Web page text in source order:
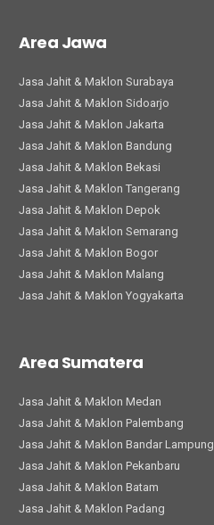
Area Jawa
Jasa Jahit & Maklon Surabaya
Jasa Jahit & Maklon Sidoarjo
Jasa Jahit & Maklon Jakarta
Jasa Jahit & Maklon Bandung
Jasa Jahit & Maklon Bekasi
Jasa Jahit & Maklon Tangerang
Jasa Jahit & Maklon Depok
Jasa Jahit & Maklon Semarang
Jasa Jahit & Maklon Bogor
Jasa Jahit & Maklon Malang
Jasa Jahit & Maklon Yogyakarta
Area Sumatera
Jasa Jahit & Maklon Medan
Jasa Jahit & Maklon Palembang
Jasa Jahit & Maklon Bandar Lampung
Jasa Jahit & Maklon Pekanbaru
Jasa Jahit & Maklon Batam
Jasa Jahit & Maklon Padang